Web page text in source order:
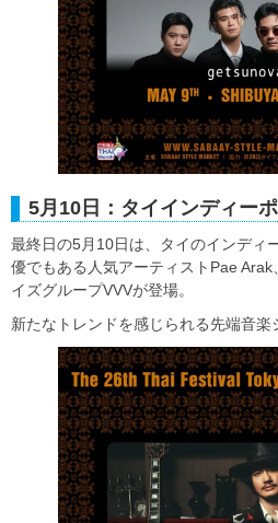
5月10日：タイインディー
最終日の5月10日は、タイのインディ
優でもある人気アーティストPae
イズグループVVVが登場。
新たなトレンドを感じられる先端音楽